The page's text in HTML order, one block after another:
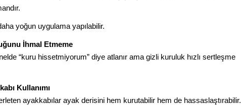
yoğun uygulama yapılabilir.
İhmal Etmeme
“kuru hissetmiyorum” diye atlanır ama gizli kuruluk hızlı sertleşme
Kullanımı
ayakkabılar ayak derisini hem kurutabilir hem de hassaslaştırabilir.